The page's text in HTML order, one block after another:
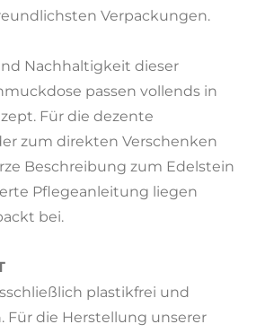
Verpackungen.
Nachhaltigkeit dieser
passen vollends in
Für die dezente
zum direkten Verschenken
Beschreibung zum Edelstein
Pflegeanleitung liegen
bei.
plastikfrei und
Für die Herstellung unserer